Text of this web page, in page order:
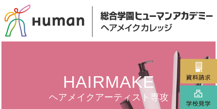
HAIRMAKE
ヘアメイクアーティスト専攻